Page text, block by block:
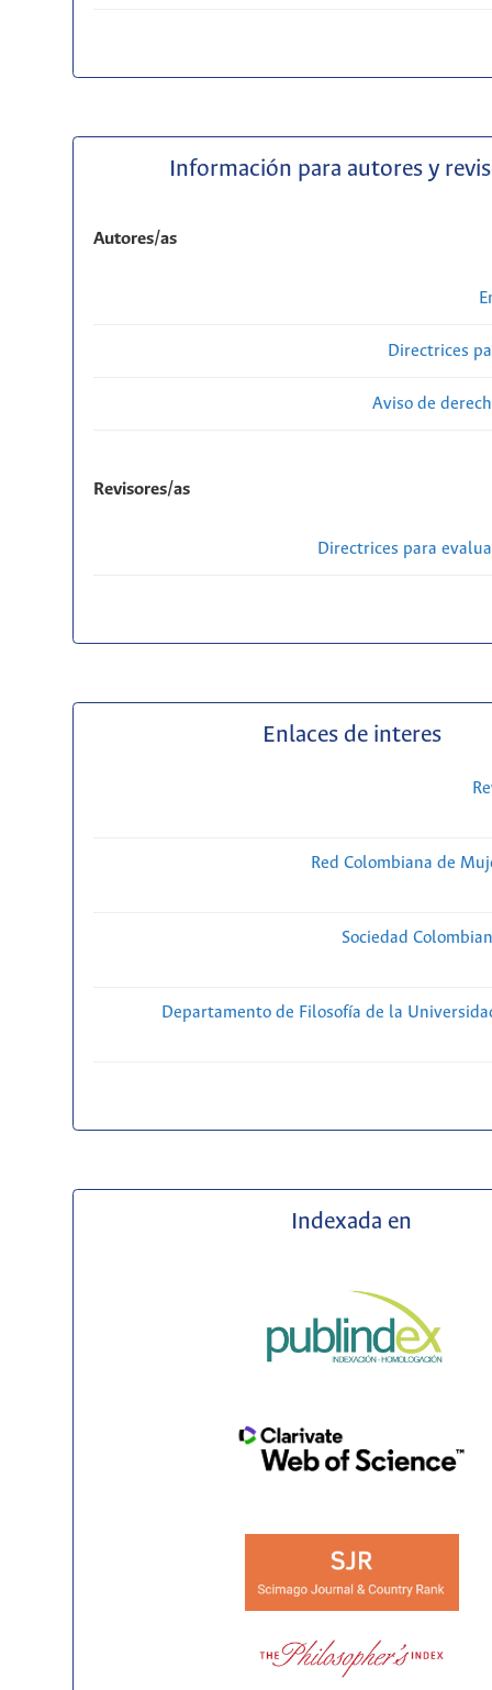
Información para autores y
Autores/as
Directrices
Aviso de
Revisores/as
Directrices para
Enlaces de interes
Red Colombiana de
Sociedad
Departamento de Filosofía de la
Indexada en